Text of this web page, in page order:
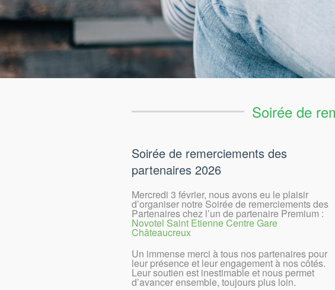
Soirée de
Soirée de remerciements des
partenaires 2026
Mercredi 3 février, nous avons eu le plaisir
d’organiser notre Soirée de remerciements des
Partenaires chez l’un de partenaire Premium :
Novotel Saint Etienne Centre Gare
Châteaucreux
Un immense merci à tous nos partenaires pour
leur présence et leur engagement à nos côtés.
Leur soutien est inestimable et nous permet
d’avancer ensemble, toujours plus loin.